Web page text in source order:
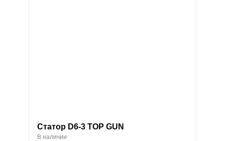
Статор D6-3 TOP GUN
В наличии